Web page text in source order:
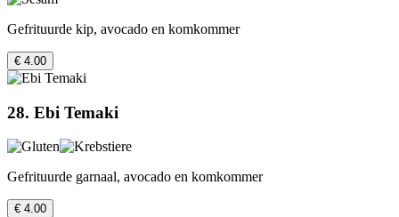
Gefrituurde kip, avocado en komkommer
€ 4.00
28. Ebi Temaki
Gefrituurde garnaal, avocado en komkommer
€ 4.00